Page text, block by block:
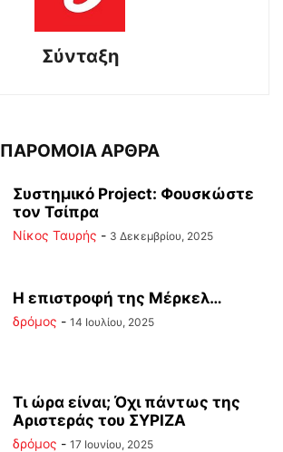
Σύνταξη
ΠΑΡΟΜΟΙΑ ΑΡΘΡΑ
Συστημικό Project: Φουσκώστε
τον Τσίπρα
Νίκος Ταυρής - 3 Δεκεμβρίου, 2025
Η επιστροφή της Μέρκελ…
δρόμος - 14 Ιουλίου, 2025
Τι ώρα είναι; Όχι πάντως της
Αριστεράς του ΣΥΡΙΖΑ
δρόμος - 17 Ιουνίου, 2025